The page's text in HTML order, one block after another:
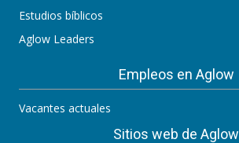
Estudios bíblicos
Aglow Leaders
Empleos en Aglow
Vacantes actuales
Sitios web de Aglow